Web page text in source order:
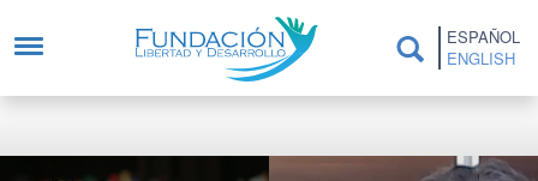
ESPAÑOL
ENGLISH